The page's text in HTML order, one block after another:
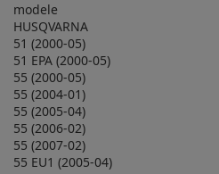
modele
HUSQVARNA
51 (2000-05)
51 EPA (2000-05)
55 (2000-05)
55 (2004-01)
55 (2005-04)
55 (2006-02)
55 (2007-02)
55 EU1 (2005-04)